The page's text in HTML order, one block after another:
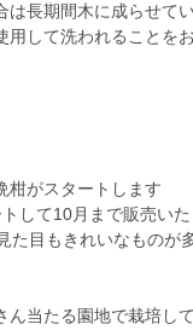
長期間木に成らせて
用して洗われることを
がスタートします
して10月まで販売いた
た目もきれいなものが
当たる園地で栽培し